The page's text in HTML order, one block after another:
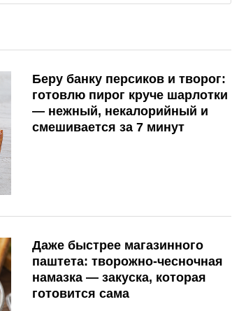
Беру банку персиков и творог:
готовлю пирог круче шарлотки
— нежный, некалорийный и
смешивается за 7 минут
Даже быстрее магазинного
паштета: творожно-чесночная
намазка — закуска, которая
готовится сама